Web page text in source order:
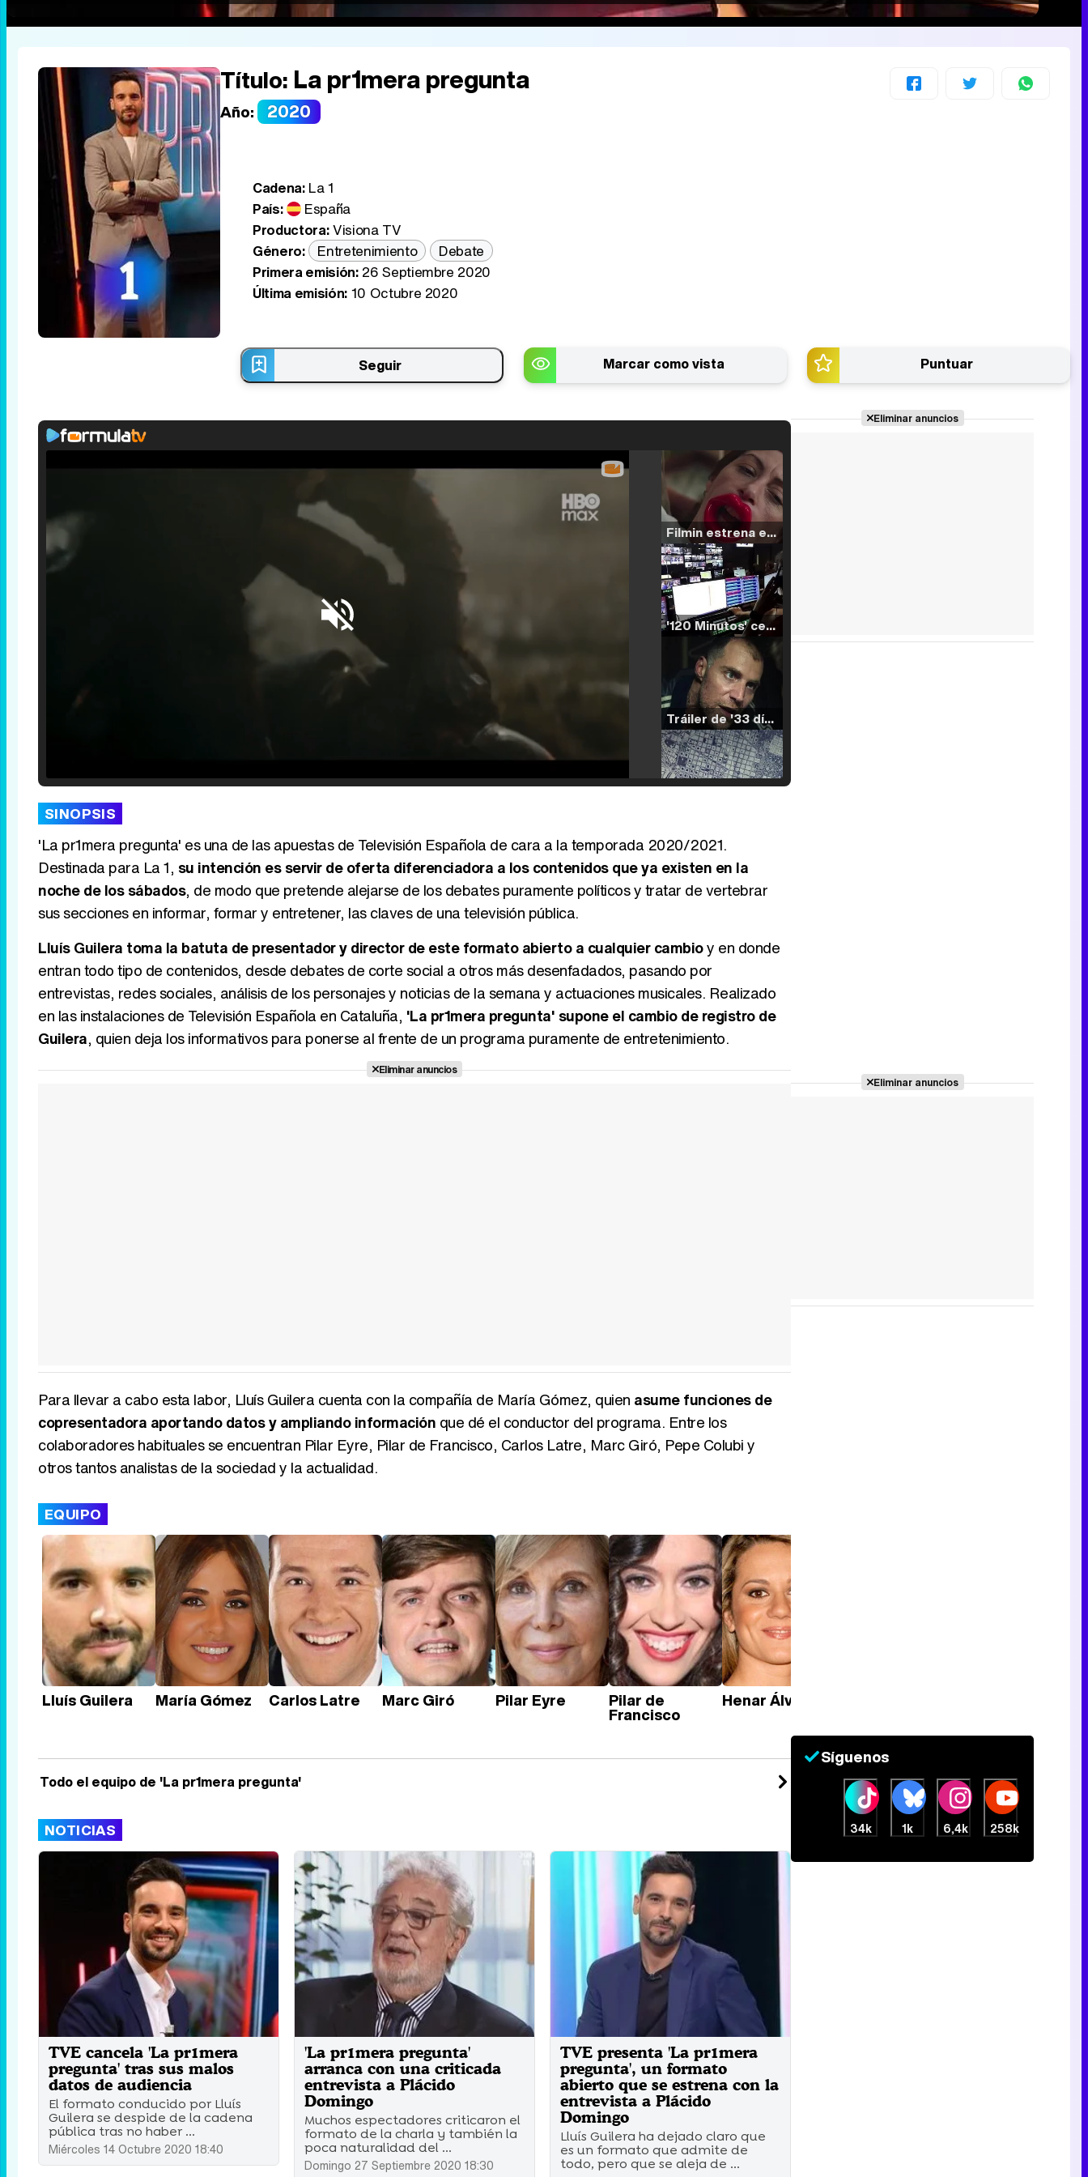
Título: La pr1mera pregunta
Año: 2020
Cadena:La 1
País:
España
Productora:Visiona TV
Género:
Entretenimiento
Debate
Primera emisión:26 Septiembre 2020
Última emisión:10 Octubre 2020
Seguir Marcar como vista Puntuar
Filmin estrena el tráiler de 'Millennial Mal', su nueva comedia universitaria de la mano de Lorena Iglesias
'120 Minutos' celebra sus 2.000 programas en Telemadrid con un vídeo del día a día en la redacción
Tráiler de '33 días', la nueva serie de Atresplayer con Julián Villagrán y José Manuel Poga
Canción ganadora de Eurovisión 2026: DARA con "Bangaranga" por Bulgaria
SINOPSIS
'La pr1mera pregunta' es una de las apuestas de Televisión Española de cara a la temporada 2020/2021.
Destinada para La 1, su intención es servir de oferta diferenciadora a los contenidos que ya existen en la
noche de los sábados, de modo que pretende alejarse de los debates puramente políticos y tratar de vertebrar
sus secciones en informar, formar y entretener, las claves de una televisión pública.
Lluís Guilera toma la batuta de presentador y director de este formato abierto a cualquier cambioy en donde
entran todo tipo de contenidos, desde debates de corte social a otros más desenfadados, pasando por
entrevistas, redes sociales, análisis de los personajes y noticias de la semana y actuaciones musicales. Realizado
en las instalaciones de Televisión Española en Cataluña, 'La pr1mera pregunta' supone el cambio de registro de
Guilera, quien deja los informativos para ponerse al frente de un programa puramente de entretenimiento.
Eliminar anuncios
Para llevar a cabo esta labor, Lluís Guilera cuenta con la compañía de María Gómez, quien asume funciones de
copresentadora aportando datos y ampliando información que dé el conductor del programa. Entre los
colaboradores habituales se encuentran Pilar Eyre, Pilar de Francisco, Carlos Latre, Marc Giró, Pepe Colubi y
otros tantos analistas de la sociedad y la actualidad.
EQUIPO
Lluís Guilera María Gómez Carlos Latre Marc Giró Pilar Eyre Pilar de
Francisco
Henar Álvarez
Todo el equipo de 'La pr1mera pregunta'
NOTICIAS
TVE cancela 'La pr1mera
pregunta' tras sus malos
datos de audiencia
El formato conducido por Lluís
Guilera se despide de la cadena
pública tras no haber ...
Miércoles 14 Octubre 2020 18:40
'La pr1mera pregunta'
arranca con una criticada
entrevista a Plácido
Domingo
Muchos espectadores criticaron el
formato de la charla y también la
poca naturalidad del ...
Domingo 27 Septiembre 2020 18:30
TVE presenta 'La pr1mera
pregunta', un formato
abierto que se estrena con la
entrevista a Plácido
Domingo
Lluís Guilera ha dejado claro que
es un formato que admite de
todo, pero que se aleja de ...
Eliminar anuncios
Eliminar anuncios
Síguenos
34k 1k 6,4k 258k